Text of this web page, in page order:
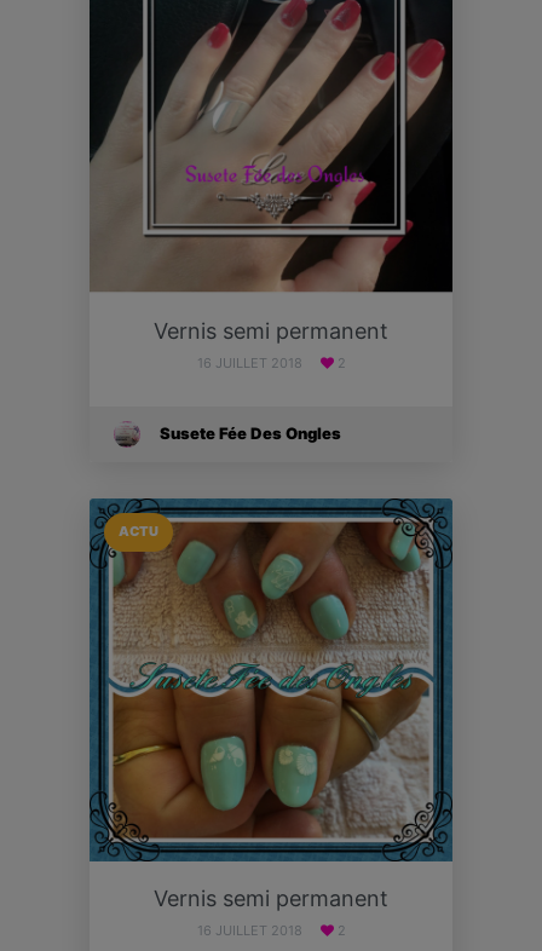
Vernis semi permanent
16 JUILLET 2018 2
Susete Fée Des Ongles
ACTU
Vernis semi permanent
16 JUILLET 2018 2